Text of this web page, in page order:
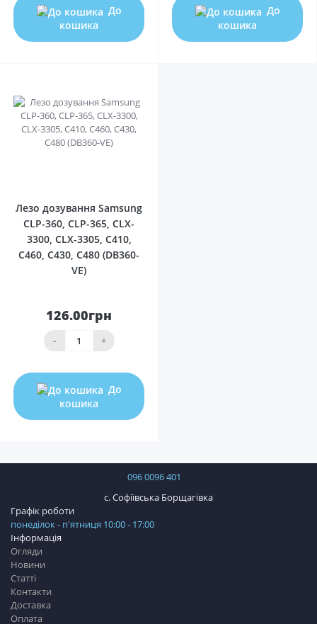
До
кошика
До
кошика
Лезо дозування Samsung
CLP-360, CLP-365, CLX-
3300, CLX-3305, C410,
C460, C430, C480 (DB360-
VE)
126.00грн
- +
До
кошика
096 0096 401
с. Софіївська Борщагівка
Інформація
Огляди
Новини
Статті
Контакти
Доставка
Оплата
Графік роботи
понеділок - п'ятниця 10:00 - 17:00